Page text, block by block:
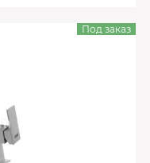
Под заказ